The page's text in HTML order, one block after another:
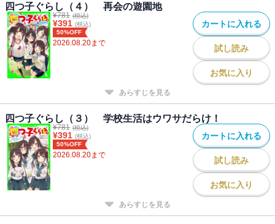
四つ子ぐらし（４） 再会の遊園地
¥781 (税込)
¥391 (税込)
50%OFF
2026.08.20まで
カートに入れる
試し読み
お気に入り
あらすじを見る
四つ子ぐらし（３） 学校生活はウワサだらけ！
¥781 (税込)
¥391 (税込)
50%OFF
2026.08.20まで
カートに入れる
試し読み
お気に入り
あらすじを見る